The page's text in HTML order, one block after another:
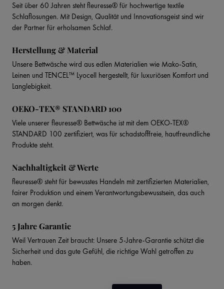
Seit über 60 Jahren steht fleuresse® für hochwertige textile
Schlaflosungen. Mit Design, Qualität und Innovationsgeist sind wir
der Partner für erholsamen Schlaf.
Herstellung & Material
Unsere Bettwäsche wird aus edlen Materialien wie Mako-Satin,
Leinen und TENCEL™ Lyocell hergestellt, für luxuriösen Komfort und
Langlebigkeit.
OEKO-TEX® STANDARD 100
Viele unserer fleuresse® Bettwäsche ist mit dem OEKO-TEX®
STANDARD 100 zertifiziert, was für schadstofffreie, hautfreundliche
Produkte steht.
Nachhaltigkeit & Werte
fleuresse® steht für bewusstes Handeln mit zertifizierten Materialien,
fairer Produktion und einem Verantwortungsbewusstsein, das auch
an morgen denkt.
5 Jahre Garantie
Weil Vertrauen Zeit braucht: Unsere 5-Jahre-Garantie schützt die
Sicherheit und das gute Gefühl, die richtige Wahl getroffen zu
haben.